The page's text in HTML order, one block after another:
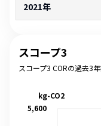
2021年
スコープ3
スコープ3 CORの過去3
5,600
kg-CO2